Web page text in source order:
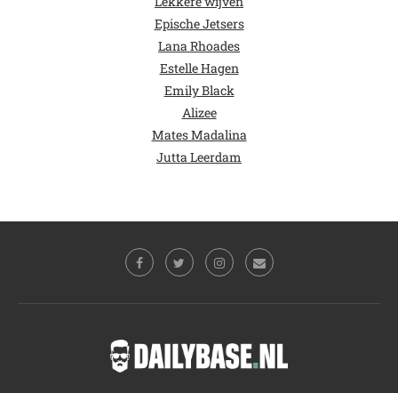
Epische Jetsers
Lana Rhoades
Estelle Hagen
Emily Black
Alizee
Mates Madalina
Jutta Leerdam